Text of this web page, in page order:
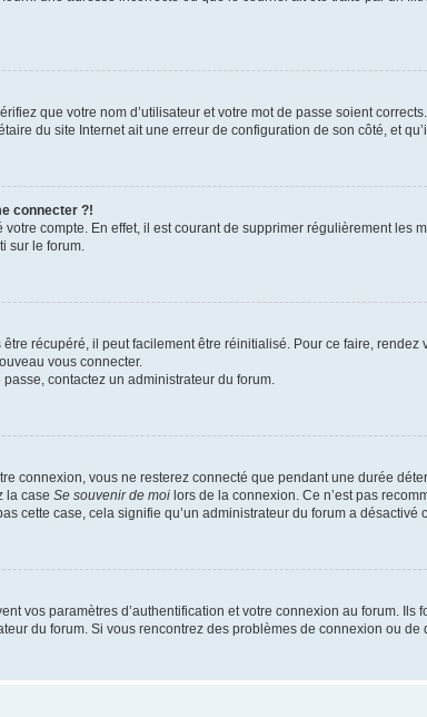
que votre nom d’utilisateur et votre mot de passe soient
du site Internet ait une erreur de configuration de son côté, et
connecter ?!
compte. En effet, il est courant de supprimer régulièrement
sur le forum.
récupéré, il peut facilement être réinitialisé. Pour ce faire,
vous connecter.
contactez un administrateur du forum.
connexion, vous ne resterez connecté que pendant une durée
la case Se souvenir de moi lors de la connexion. Ce n’est pas
cette case, cela signifie qu’un administrateur du forum a désactivé
vos paramètres d’authentification et votre connexion au forum.
du forum. Si vous rencontrez des problèmes de connexion ou